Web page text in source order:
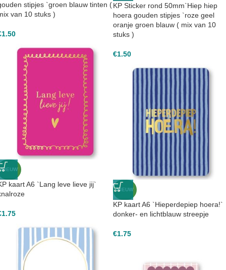
stipjes `groen blauw tinten (
van 10 stuks )
1.50
KP Sticker rond 50mm`Hiep hiep
hoera gouden stipjes `roze geel
oranje groen blauw ( mix van 10
stuks )
€1.50
NIEUW
kaart A6 `Lang leve lieve jij`
1.75
NIEUW
KP kaart A6 `Hieperdepiep hoera!`
donker- en lichtblauw streepje
€1.75